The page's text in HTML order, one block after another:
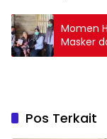
Momen
Masker
Mampu
Pos Terkait